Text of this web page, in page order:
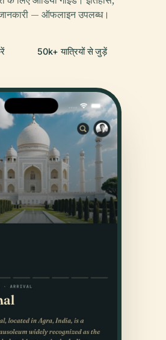
— ऑफलाइन उपलब्ध।
50k+ यात्रियों से जुड़ें